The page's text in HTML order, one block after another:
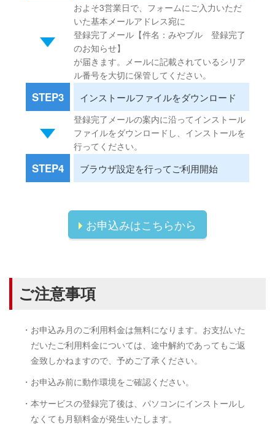
およそ3営業日で、フォームにご入力いただ
いた基本メールアドレス宛に
登録完了メール【件名：みやブル 登録完了
のお知らせ】
が届きます。メールに記載されているシリア
ル番号を大切に保管してください。
STEP3 インストールファイルをダウンロード
登録完了メールの案内に沿ってインストール
ファイルをダウンロードし、インストールを
行ってください。
STEP4 ブラウザ設定を行ってご利用開始
お申込みはこちらから
ご注意事項
・お申込み月のご利用料金は無料になります。お支払いた
だいたご利用料金については、途中解約であってもご返
金致しかねますので、予めご了承ください。
・お申込み前に動作環境をご確認ください。
・本サービスの登録完了後は、パソコンにインストールし
なくても月額料金が発生いたします。